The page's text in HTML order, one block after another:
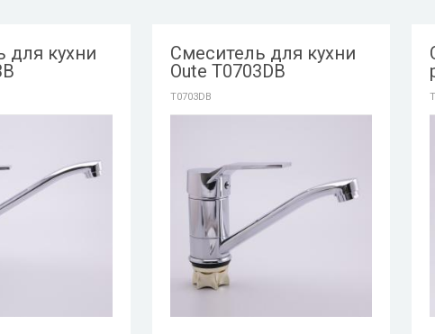
для кухни
Смеситель для кухни
Oute T0703DB
T0703DB